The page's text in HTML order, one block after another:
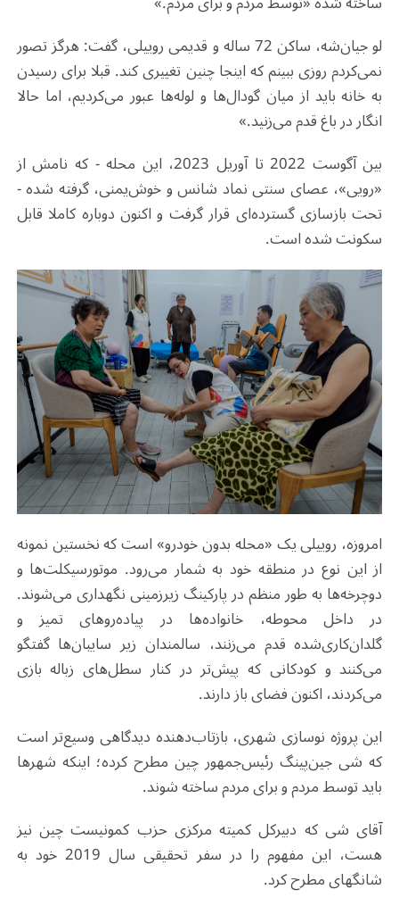
لو جیان‌شه، ساکن 72 ساله و قدیمی روییلی، گفت: هرگز تصور
نمی‌کردم روزی ببینم که اینجا چنین تغییری کند. قبلا برای رسیدن
به خانه باید از میان گودال‌ها و لوله‌ها عبور می‌کردیم، اما حالا
انگار در باغ قدم می‌زنید.»
بین آگوست 2022 تا آوریل 2023، این محله - که نامش از
«رویی»، عصای سنتی نماد شانس و خوش‌یمنی، گرفته شده -
تحت بازسازی گسترده‌ای قرار گرفت و اکنون دوباره کاملا قابل
سکونت شده است.
امروزه، روییلی یک «محله بدون خودرو» است که نخستین نمونه
از این نوع در منطقه خود به شمار می‌رود. موتورسیکلت‌ها و
دوچرخه‌ها به طور منظم در پارکینگ زیرزمینی نگهداری می‌شوند.
در داخل محوطه، خانواده‌ها در پیاده‌روهای تمیز و
گلدان‌کاری‌شده قدم می‌زنند، سالمندان زیر سایبان‌ها گفتگو
می‌کنند و کودکانی که پیش‌تر در کنار سطل‌های زباله بازی
می‌کردند، اکنون فضای باز دارند.
این پروژه نوسازی شهری، بازتاب‌دهنده دیدگاهی وسیع‌تر است
که شی‌ جین‌پینگ رئیس‌جمهور چین مطرح کرده؛ اینکه شهرها
باید توسط مردم و برای مردم ساخته شوند.
آقای شی که دبیرکل کمیته مرکزی حزب کمونیست چین نیز
هست، این مفهوم را در سفر تحقیقی سال 2019 خود به
شانگهای مطرح کرد.